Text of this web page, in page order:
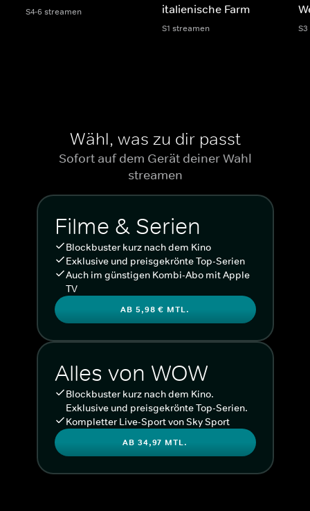
S4-6 streamen
italienische Farm
S1 streamen
Wähl, was zu dir passt
Sofort auf dem Gerät deiner Wahl
streamen
Filme & Serien
Blockbuster kurz nach dem Kino
Exklusive und preisgekrönte Top-Serien
Auch im günstigen Kombi-Abo mit Apple
TV
AB 5,98 € MTL.
Alles von WOW
Blockbuster kurz nach dem Kino.
Exklusive und preisgekrönte Top-Serien.
Kompletter Live-Sport von Sky Sport
AB 34,97 MTL.